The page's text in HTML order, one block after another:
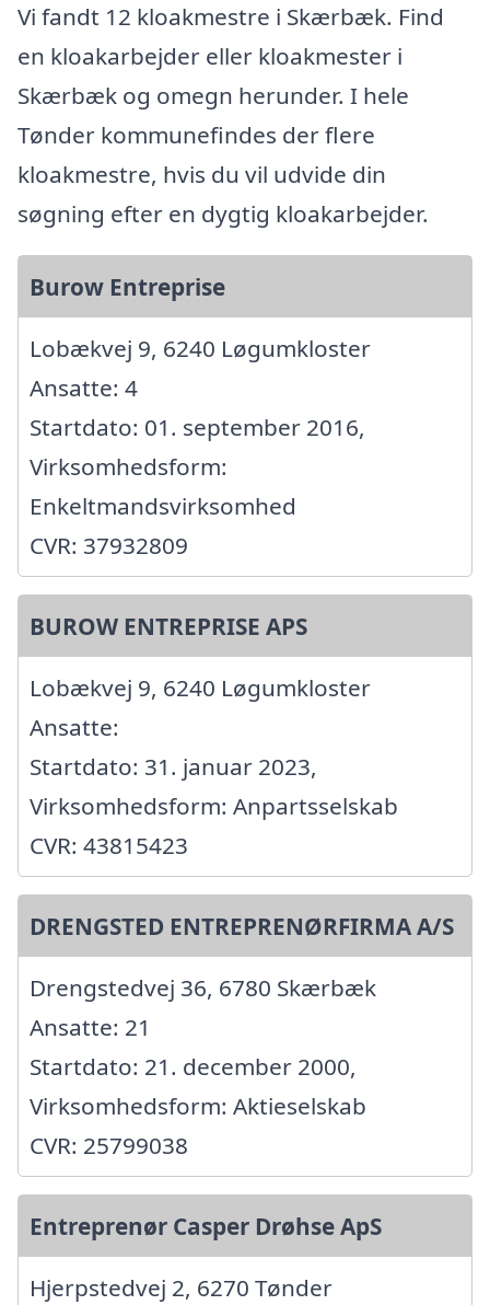
Vi fandt 12 kloakmestre i Skærbæk. Find
en kloakarbejder eller kloakmester i
Skærbæk og omegn herunder. I hele
Tønder kommunefindes der flere
kloakmestre, hvis du vil udvide din
søgning efter en dygtig kloakarbejder.
Burow Entreprise
Lobækvej 9, 6240 Løgumkloster
Ansatte: 4
Startdato: 01. september 2016,
Virksomhedsform:
Enkeltmandsvirksomhed
CVR: 37932809
BUROW ENTREPRISE APS
Lobækvej 9, 6240 Løgumkloster
Ansatte:
Startdato: 31. januar 2023,
Virksomhedsform: Anpartsselskab
CVR: 43815423
DRENGSTED ENTREPRENØRFIRMA A/S
Drengstedvej 36, 6780 Skærbæk
Ansatte: 21
Startdato: 21. december 2000,
Virksomhedsform: Aktieselskab
CVR: 25799038
Entreprenør Casper Drøhse ApS
Hjerpstedvej 2, 6270 Tønder